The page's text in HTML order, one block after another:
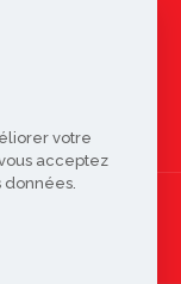
votre
acceptez
données.